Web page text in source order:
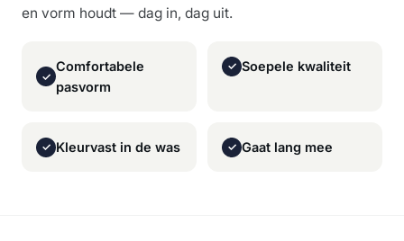
en vorm houdt — dag in, dag uit.
✓
Comfortabele
pasvorm
✓ Soepele kwaliteit
✓ Kleurvast in de was ✓ Gaat lang mee